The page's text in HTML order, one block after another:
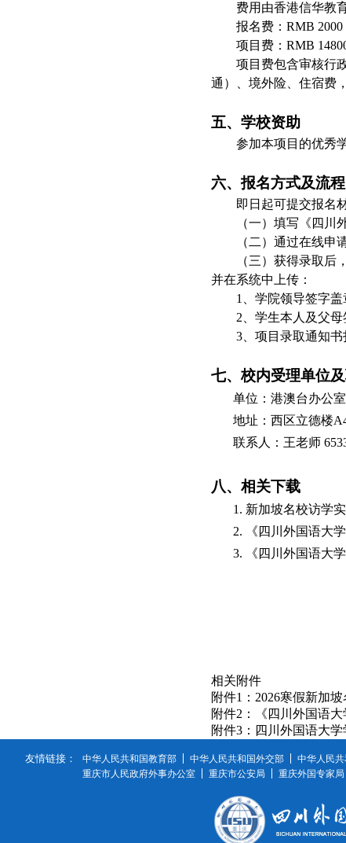
费用由香港信华教
报名费： RMB 2000
项目费： RMB
项目费包含审核行
通 ）、境外险、住宿费
五、学校资助
参加本项目的优秀
六、报名方式及流程
即日起可提交报名
（一）填写《四川
（二）通过在线申
（三）获得录取后
并在系统中上传：
1、学院领导签字
2、学生本人及父
3、项目录取通知书
七、校内受理单位
单位：港澳台办公室
地址：西区立德楼
联系人：王老师
八、相关下载
1. 新加坡名校访学
2. 《四川外国语大
3. 《四川外国语大
相关附件
附件1：2026寒假新加
附件2：《四川外国语
附件3：四川外国语大
友情链接： 中华人民共和国教育部 中华人民共和国外交部 中华人民
重庆市人民政府外事办公室
重庆市公安局 重庆外国专家局